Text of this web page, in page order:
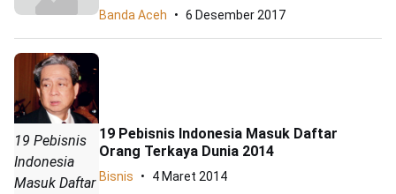
Banda Aceh 6 Desember 2017
19 Pebisnis
Indonesia
Masuk Daftar
19 Pebisnis Indonesia Masuk Daftar
Orang Terkaya Dunia 2014
Bisnis 4 Maret 2014